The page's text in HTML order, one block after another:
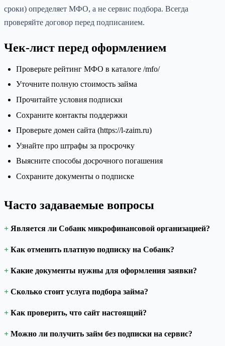
сроки) определяет МФО, а не сервис подбора. Всегда
проверяйте договор перед подписанием.
Чек-лист перед оформлением
Проверьте рейтинг МФО в каталоге /mfo/
Уточните полную стоимость займа
Прочитайте условия подписки
Сохраните контакты поддержки
Проверьте домен сайта (https://l-zaim.ru)
Узнайте про штрафы за просрочку
Выясните способы досрочного погашения
Сохраните документы о подписке
Часто задаваемые вопросы
Является ли Собанк микрофинансовой организацией?
Как отменить платную подписку на Собанк?
Какие документы нужны для оформления заявки?
Сколько стоит услуга подбора займа?
Как проверить, что сайт настоящий?
Можно ли получить займ без подписки на сервис?